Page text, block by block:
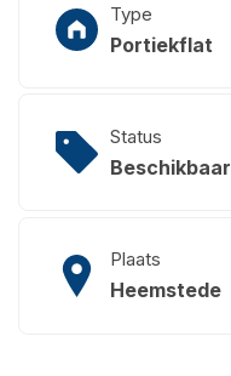
Type
Portiekflat
Status
Beschikbaar
Plaats
Heemstede